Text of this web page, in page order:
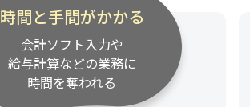
時間と手間がかかる
会計ソフト入力や
給与計算などの業務に
時間を奪われる